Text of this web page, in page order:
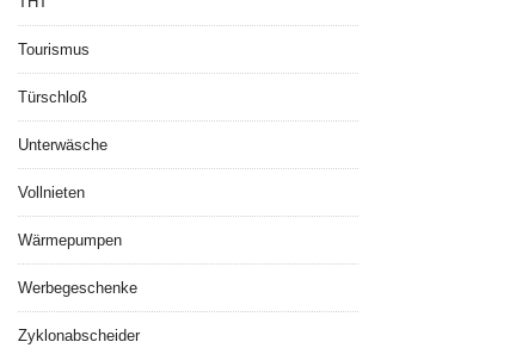
Tourismus
Türschloß
Unterwäsche
Vollnieten
Wärmepumpen
Werbegeschenke
Zyklonabscheider